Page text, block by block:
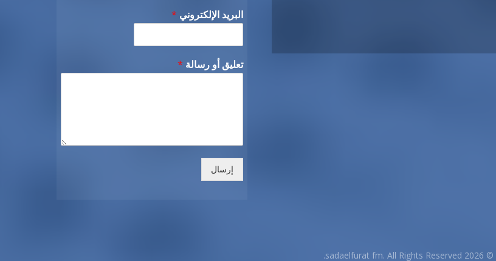
البريد الإلكتروني *
تعليق أو رسالة *
إرسال
© 2026 sadaelfurat fm. All Rights Reserved.